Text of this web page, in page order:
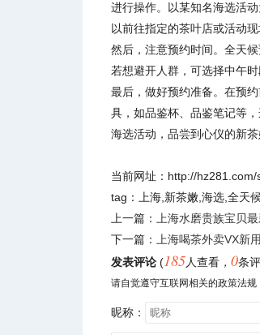
进行操作。以某知名海选活
以前往指定的茶叶店或活动现
然后，注意预约时间。全天
若想避开人群，可选择中午时
最后，做好预约准备。在预
具，如品鉴杯、品鉴笔记等
海选活动，品尝到心仪的新茶
当前网址：http://
tag：上海,新茶嫩,海选,全天
上一篇：
上海水磨贵族宝贝
下一篇：
上海喝茶外卖VX新
发表评论 (185人查看 ， 0条
请自觉遵守互联网相关的政策法规
昵称：